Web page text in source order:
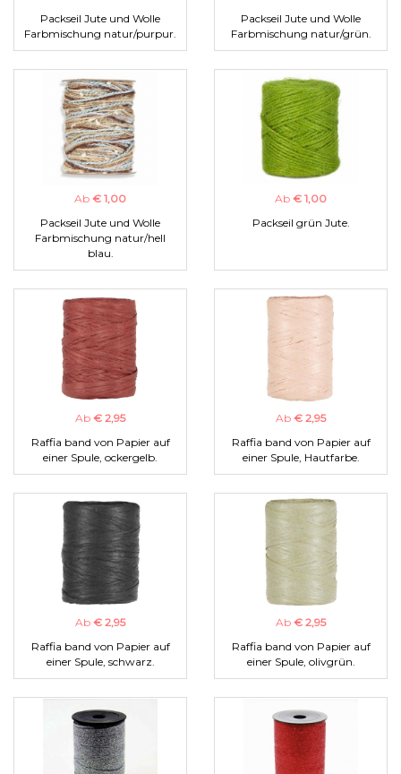
Packseil Jute und Wolle
Farbmischung natur/purpur.
Packseil Jute und Wolle
Farbmischung natur/grün.
Ab € 1,00
Packseil Jute und Wolle
Farbmischung natur/hell
blau.
Ab € 1,00
Packseil grün Jute.
Ab € 2,95
Raffia band von Papier auf
einer Spule, ockergelb.
Ab € 2,95
Raffia band von Papier auf
einer Spule, Hautfarbe.
Ab € 2,95
Raffia band von Papier auf
einer Spule, schwarz.
Ab € 2,95
Raffia band von Papier auf
einer Spule, olivgrün.